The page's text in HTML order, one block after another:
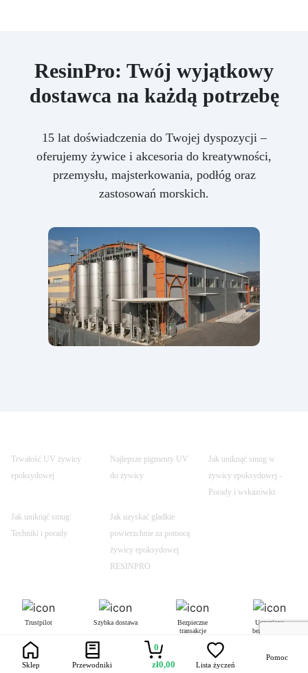
ResinPro: Twój wyjątkowy
dostawca na każdą potrzebę
15 lat doświadczenia do Twojej dyspozycji –
oferujemy żywice i akcesoria do kreatywności,
przemysłu, majsterkowania, podłóg oraz
zastosowań morskich.
Trwałość UV żywicy
epoksydowej
Najlepsze pigmenty UV
do żywicy
Jak uniknąć smug w
żywicy epoksydowej -
Porady i wskazówki
Jak uniknąć smug:
Techniki i porady
Jak uzyskać gładkie
powierzchnie za pomocą
żywicy epoksydowej
RESINPRO
Trustpilot Szybka dostawa
Bezpieczne
transakcje
Uczynione
bezpiecznym
Sklep Przewodniki
0
zł0,00 Lista życzeń
Pomoc